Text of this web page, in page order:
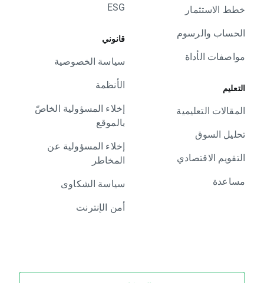
خطط الاستثمار
الحساب والرسوم
مواصفات الأداة
التعليم
المقالات التعليمية
تحليل السوق
التقويم الاقتصادي
مساعدة
ESG
قانوني
سياسة الخصوصية
الأنظمة
إخلاء المسؤولية الخاصّ
بالموقع
إخلاء المسؤولية عن
المخاطر
سياسة الشكاوى
أمن الإنترنت